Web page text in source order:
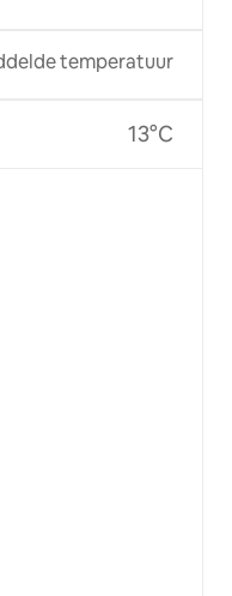
temperatuur
13°C